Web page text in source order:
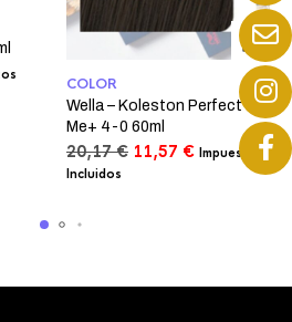
COLOR
Wella – Koleston Perfect
Me+ 4-0 60ml
20,17€ El11,57 €ElImpuestos
Incluidos